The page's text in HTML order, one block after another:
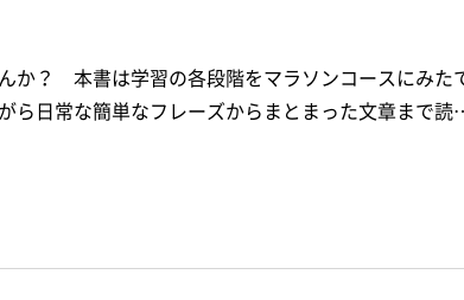
か？ 本書は学習の各段階をマラソンコースにみた
ら日常な簡単なフレーズからまとまった文章まで